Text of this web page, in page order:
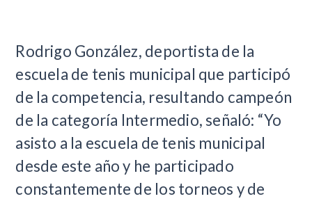
Rodrigo González, deportista de la
escuela de tenis municipal que participó
de la competencia, resultando campeón
de la categoría Intermedio, señaló: “Yo
asisto a la escuela de tenis municipal
desde este año y he participado
constantemente de los torneos y de